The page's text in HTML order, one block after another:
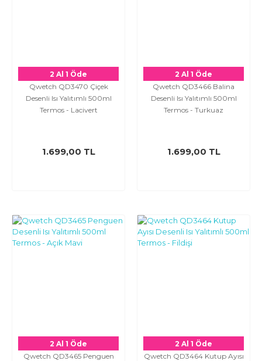
2 Al 1 Öde
Qwetch QD3470 Çiçek
Desenli Isı Yalıtımlı 500ml
Termos - Lacivert
1.699,00 TL
2 Al 1 Öde
Qwetch QD3466 Balina
Desenli Isı Yalıtımlı 500ml
Termos - Turkuaz
1.699,00 TL
2 Al 1 Öde
Qwetch QD3465 Penguen
2 Al 1 Öde
Qwetch QD3464 Kutup Ayısı